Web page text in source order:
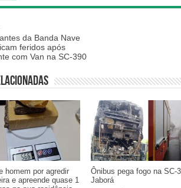
da Banda Nave
feridos após
com Van na SC-390
homem por agredir
e apreende quase 1
Ônibus pega fogo na SC-
Jaborá